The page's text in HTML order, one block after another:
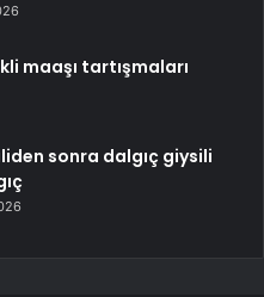
maaşı tartışmaları
sonra dalgıç giysili